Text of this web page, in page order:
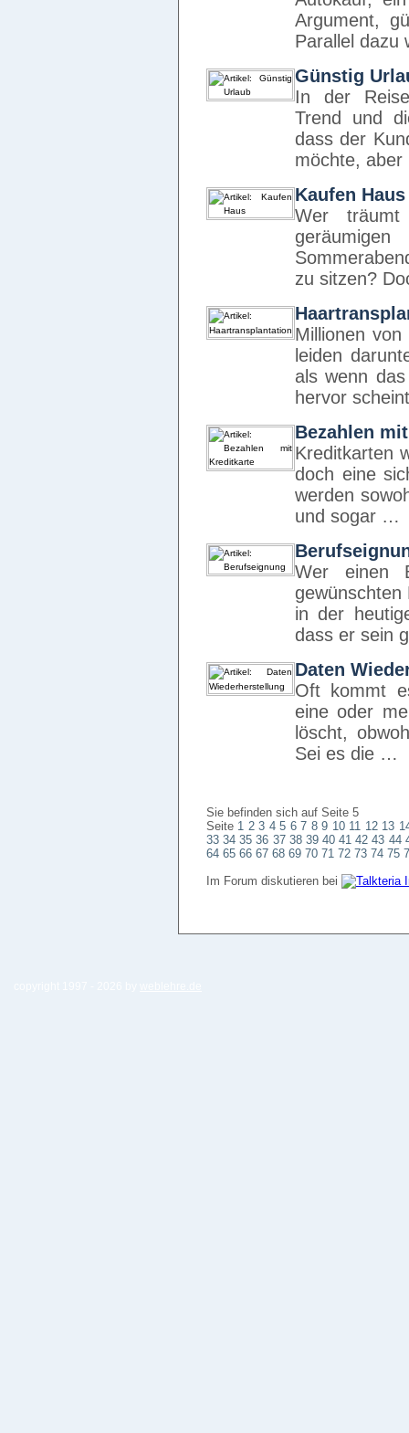
Argument,
Parallel
Günstig
In der
Trend und
dass der
möchte,
Kaufen Haus
Wer
zu sitzen?
Millionen
leiden
als wenn
hervor
Bezahlen
Kreditkarten
doch eine
werden
und sogar …
Wer einen
gewünschten
in der
dass er sein
Daten
Oft kommt
eine oder
löscht,
Sei es die …
Sie befinden sich auf Seite 5
Seite 1 2 3 4 5 6 7 8 9 10 11 12 13
33 34 35 36 37 38 39 40 41 42 43 44
64 65 66 67 68 69 70 71 72 73 74 75
Im Forum diskutieren bei